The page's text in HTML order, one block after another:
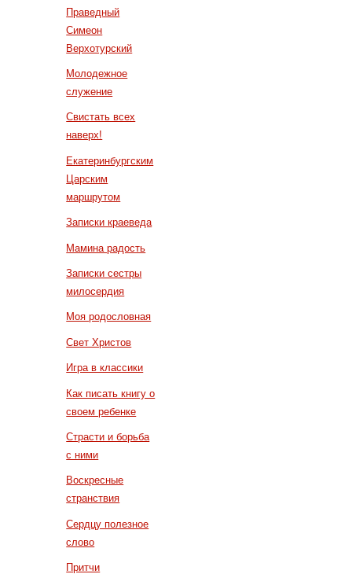
Праведный
Симеон
Верхотурский
Молодежное
служение
Свистать всех
наверх!
Екатеринбургским
Царским
маршрутом
Записки краеведа
Мамина радость
Записки сестры
милосердия
Моя родословная
Свет Христов
Игра в классики
Как писать книгу о
своем ребенке
Страсти и борьба
с ними
Воскресные
странствия
Сердцу полезное
слово
Притчи